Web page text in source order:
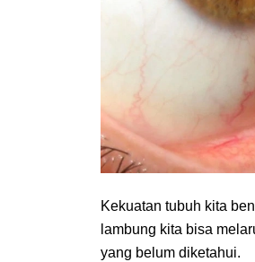
Kekuatan tubuh kita
lambung kita bisa
yang belum diketahui.